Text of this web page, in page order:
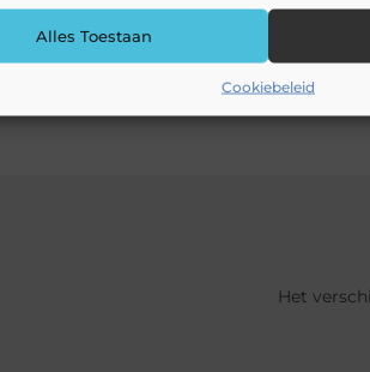
Alles Toestaan
Cookiebeleid
Het